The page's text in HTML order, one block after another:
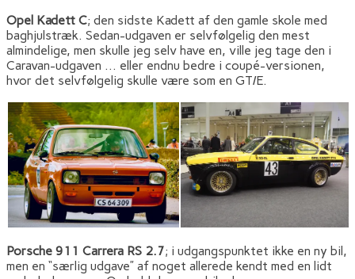
Opel Kadett C; den sidste Kadett af den gamle skole med
baghjulstræk. Sedan-udgaven er selvfølgelig den mest
almindelige, men skulle jeg selv have en, ville jeg tage den i
Caravan-udgaven … eller endnu bedre i coupé-versionen,
hvor det selvfølgelig skulle være som en GT/E.
Porsche 911 Carrera RS 2.7; i udgangspunktet ikke en ny bil,
men en “særlig udgave” af noget allerede kendt med en lidt